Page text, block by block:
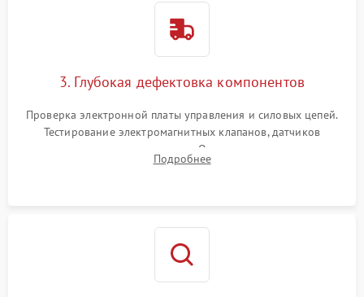
3. Глубокая дефектовка компонентов
Проверка электронной платы управления и силовых цепей.
Тестирование электромагнитных клапанов, датчиков
температуры и расходомера. Оценка степени износа
жерновов кофемолки, уплотнительных колец гидросистемы
Подробнее